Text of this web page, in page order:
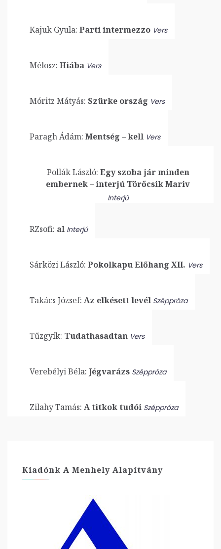
Kajuk Gyula: Parti intermezzo Vers
Mélosz: Hiába Vers
Móritz Mátyás: Szürke ország Vers
Paragh Ádám: Mentség – kell Vers
Pollák László: Egy szoba jár minden
embernek – interjú Törőcsik Mariv
Interjú
RZsofi: al Interjú
Sárközi László: Pokolkapu Előhang XII. Vers
Takács József: Az elkésett levél Széppróza
Tűzgyík: Tudathasadtan Vers
Verebélyi Béla: Jégvarázs Széppróza
Zilahy Tamás: A titkok tudói Széppróza
Kiadónk A Menhely Alapítvány